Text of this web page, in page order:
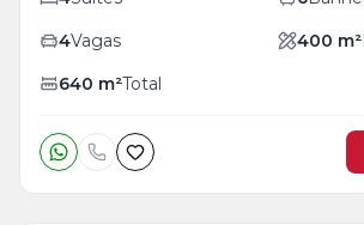
4Vagas 400 m²
640 m²Total